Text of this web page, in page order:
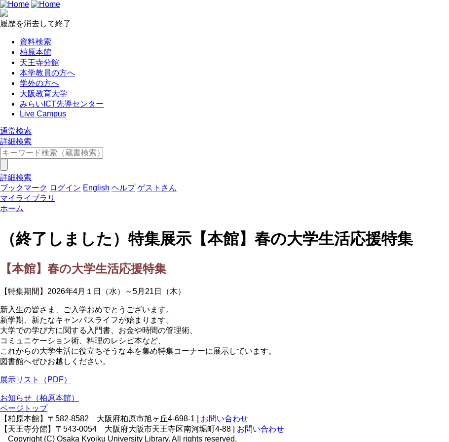
履歴を消去して終了
資料検索
柏原本館
天王寺分館
本学教員の方へ
学外の方へ
大阪教育大学
みらいICT先導センター
Live Campus
通常検索
詳細検索
詳細検索
ブックマーク ログイン English ヘルプ ゲストさん
マイライブラリ
ホーム
（終了しました）特集展示【本館】春の大学生活応援特集
【本館】春の大学生活応援特集
【特集期間】2026年4月１日（水）～5月21日（木）
新入生の皆さま、ご入学おめでとうございます。
新学期、新たなキャンパスライフが始まります。
大学での学び方に関する入門書、お金や時間の管理術、
コミュニケーション術、料理のレシピ本など、
これからの大学生活に役立ちそうな本を集め特集コーナーに展示しています。
図書館へぜひお越しください。
展示リスト（PDF）
お知らせ（柏原本館）
ページトップ
【柏原本館】〒582-8582 大阪府柏原市旭ヶ丘4-698-1 | お問い合わせ
【天王寺分館】〒543-0054 大阪府大阪市天王寺区南河堀町4-88 | お問い合わせ
Copyright (C) Osaka Kyoiku University Library. All rights reserved.